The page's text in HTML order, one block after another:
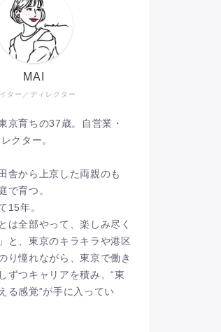
ター／ディレクター
MAI
京育ちの37歳。自営業・
クター。
舎から上京した両親のも
で育つ。
15年。
は全部やって、楽しみ尽く
と、東京のキラキラや港区
り憧れながら、東京で働き
ずつキャリアを積み、“東
る感覚”が手に入ってい